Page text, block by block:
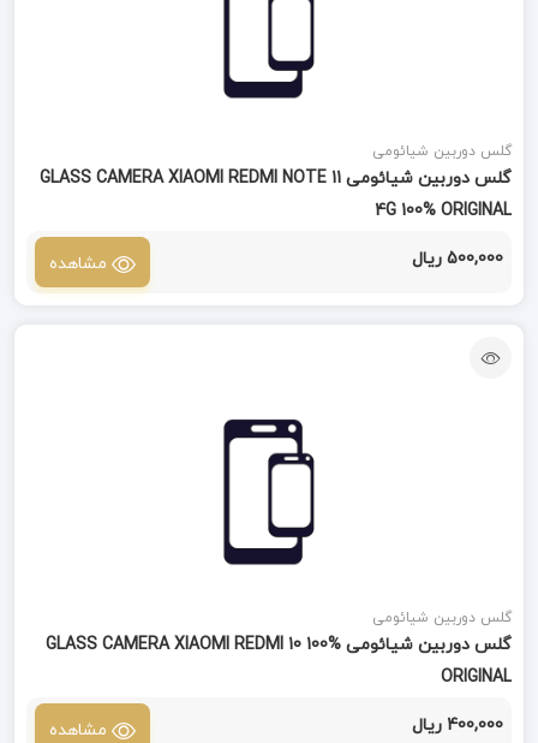
گلس دوربین شیائومی
گلس دوربین شیائومی GLASS CAMERA XIAOMI REDMI NOTE 11
4G 100% ORIGINAL
500,000 ریال مشاهده
گلس دوربین شیائومی
گلس دوربین شیائومی GLASS CAMERA XIAOMI REDMI 10 100%
ORIGINAL
400,000 ریال مشاهده